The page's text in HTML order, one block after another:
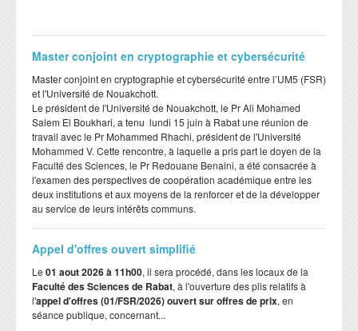
Master conjoint en cryptographie et cybersécurité
Master conjoint en cryptographie et cybersécurité entre l’UM5 (FSR)
et l'Université de Nouakchott.
Le président de l'Université de Nouakchott, le Pr Ali Mohamed
Salem El Boukhari, a tenu lundi 15 juin à Rabat une réunion de
travail avec le Pr Mohammed Rhachi, président de l'Université
Mohammed V. Cette rencontre, à laquelle a pris part le doyen de la
Faculté des Sciences, le Pr Redouane Benaini, a été consacrée à
l'examen des perspectives de coopération académique entre les
deux institutions et aux moyens de la renforcer et de la développer
au service de leurs intérêts communs.
Appel d'offres ouvert simplifié
Le 01 aout 2026 à 11h00, il sera procédé, dans les locaux de la
Faculté des Sciences de Rabat, à l'ouverture des plis relatifs à
l'appel d'offres (01/FSR/2026) ouvert sur offres de prix, en
séance publique, concernant...